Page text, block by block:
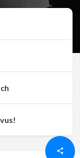
Udostępnij